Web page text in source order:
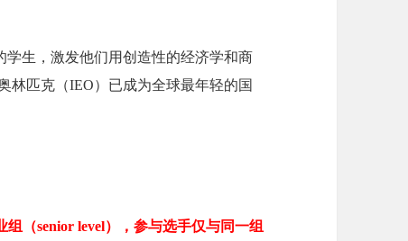
生，激发他们用创造性的经济学和商
林匹克（IEO）已成为全球最年轻的国
（senior level），参与选手仅与同一组